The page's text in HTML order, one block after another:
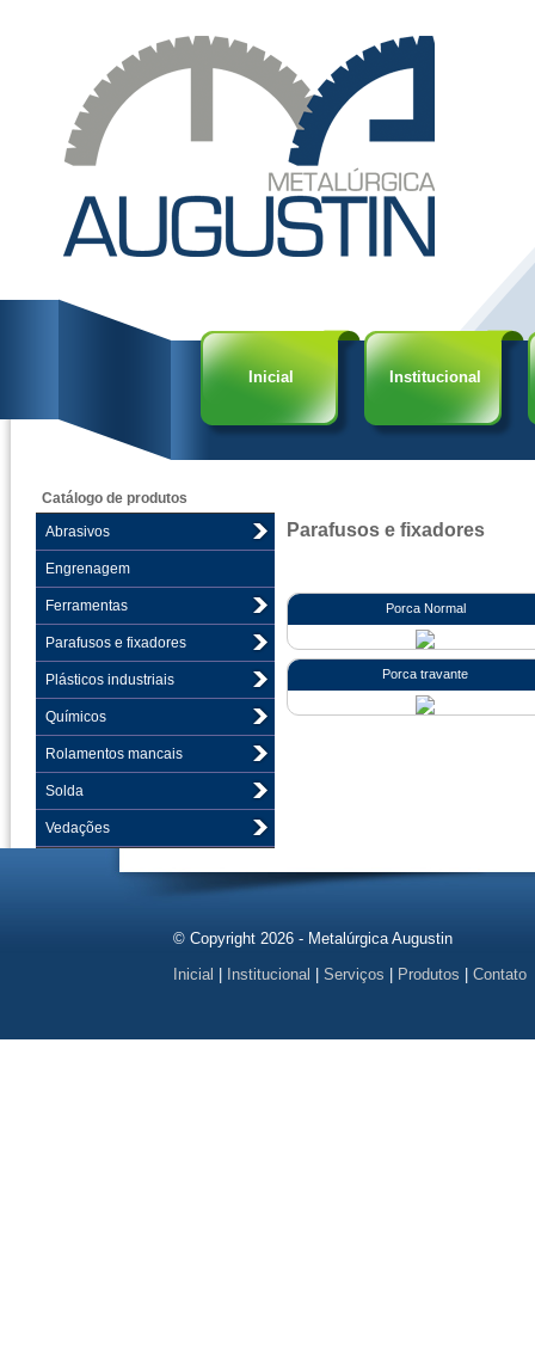
Inicial Institucional
Catálogo de produtos
Abrasivos
Engrenagem
Ferramentas
Parafusos e fixadores
Plásticos industriais
Químicos
Rolamentos mancais
Solda
Vedações
Parafusos e fixadores
Porca Normal
Porca travante
© Copyright 2026 - Metalúrgica Augustin
Inicial
Institucional Serviços Produtos Contato